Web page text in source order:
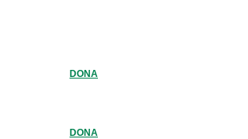
DONA
DONA